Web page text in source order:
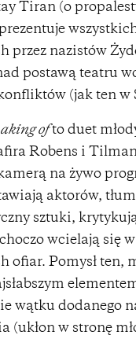
Tiran (o
przez nazistów
postawą teatru
(jak ten w
ofto duet
Robens i
na żywo
aktorów,
sztuki,
wcielają się
ofiar. Pomysł ten,
wątku dodanego
(ukłon w stronę